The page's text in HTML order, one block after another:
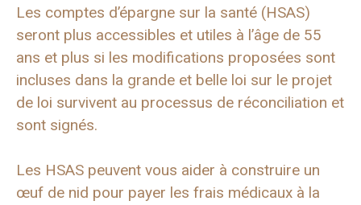
Les comptes d’épargne sur la santé (HSAS)
seront plus accessibles et utiles à l’âge de 55
ans et plus si les modifications proposées sont
incluses dans la grande et belle loi sur le projet
de loi survivent au processus de réconciliation et
sont signés.
Les HSAS peuvent vous aider à construire un
œuf de nid pour payer les frais médicaux à la